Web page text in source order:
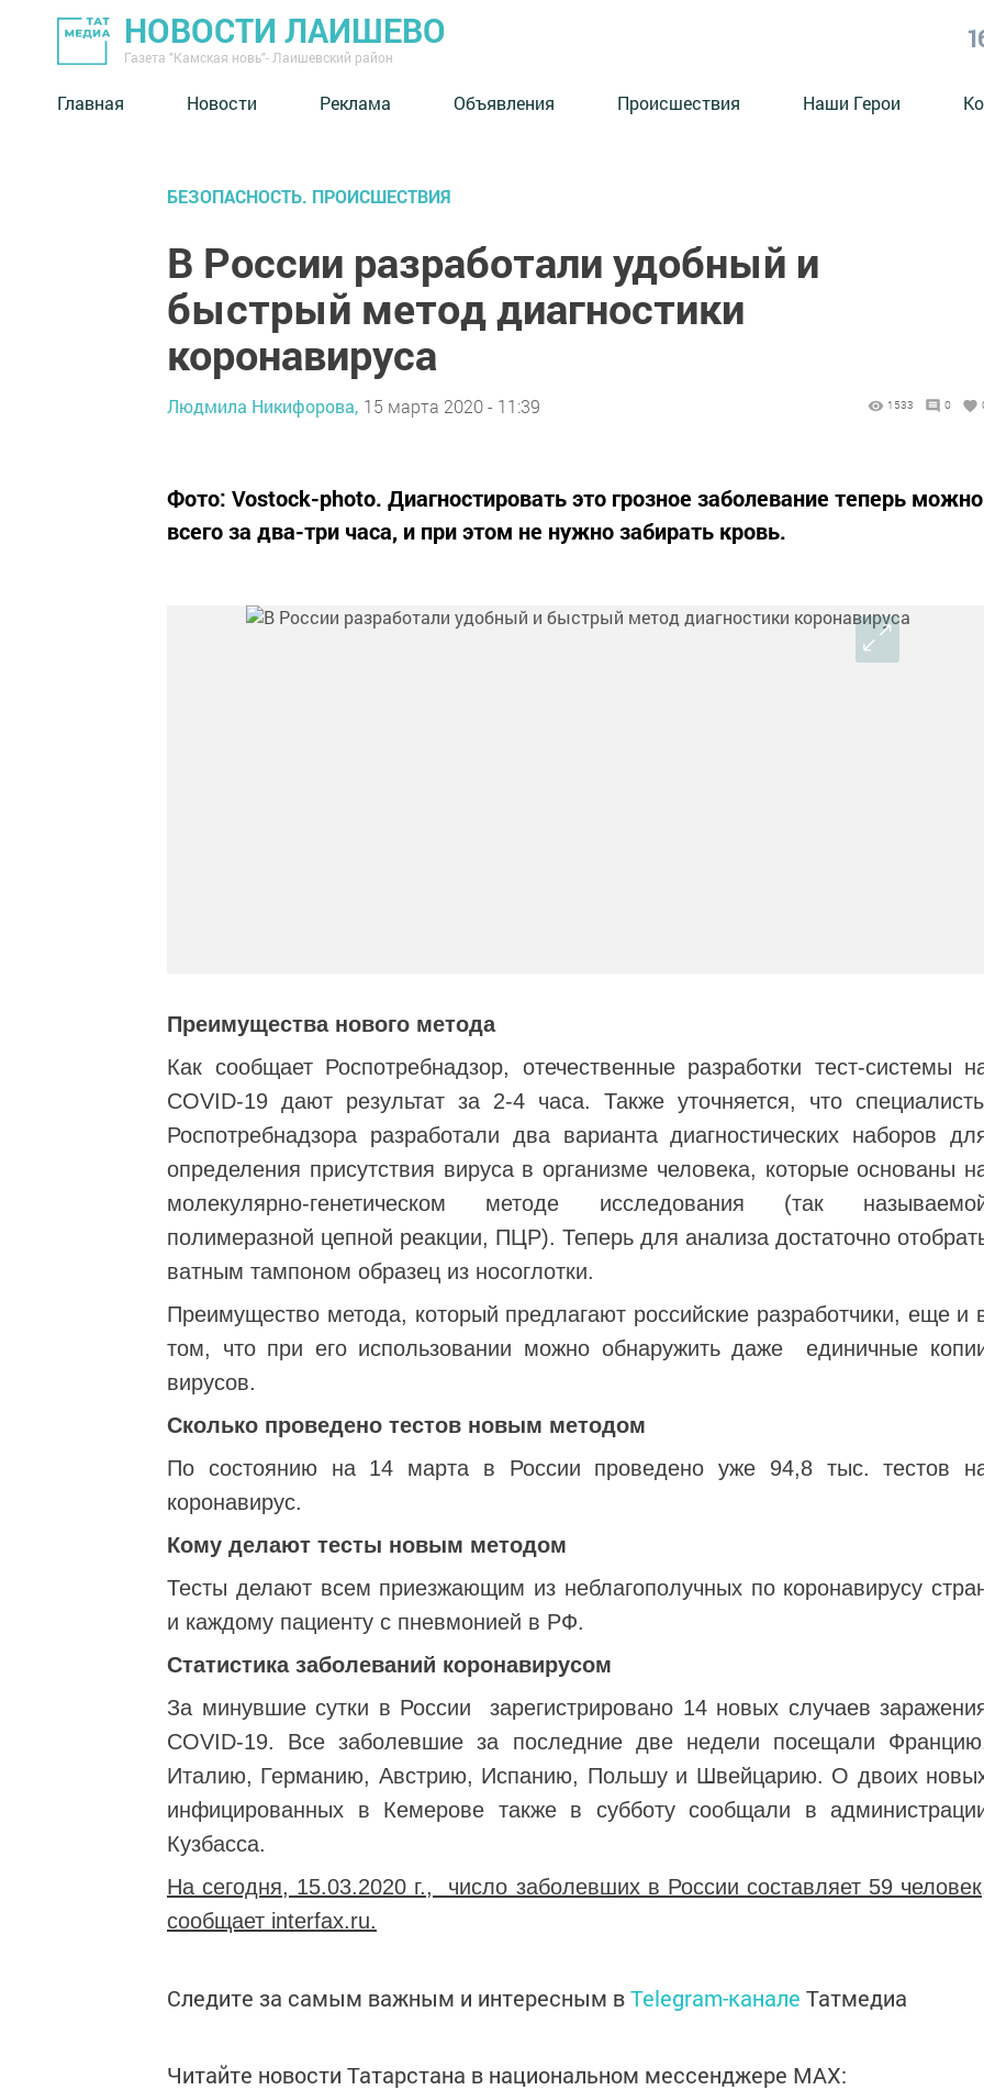
НОВОСТИ ЛАИШЕВО
Газета "Камская новь"- Лаишевский район
Главная Новости Реклама Объявления Происшествия Наши Герои
БЕЗОПАСНОСТЬ. ПРОИСШЕСТВИЯ
В России разработали удобный и
быстрый метод диагностики
коронавируса
Людмила Никифорова, 15 марта 2020 - 11:39 1533 0
Фото: Vostock-photo. Диагностировать это грозное заболевание теперь можно
всего за два-три часа, и при этом не нужно забирать кровь.
Преимущества нового метода
Как сообщает Роспотребнадзор, отечественные разработки тест-системы
COVID-19 дают результат за 2-4 часа. Также уточняется, что
Роспотребнадзора разработали два варианта диагностических наборов
определения присутствия вируса в организме человека, которые основаны
молекулярно-генетическом методе исследования (так
полимеразной цепной реакции, ПЦР). Теперь для анализа достаточно
ватным тампоном образец из носоглотки.
Преимущество метода, который предлагают российские разработчики, еще и
том, что при его использовании можно обнаружить даже единичные
вирусов.
Сколько проведено тестов новым методом
По состоянию на 14 марта в России проведено уже 94,8 тыс. тестов
коронавирус.
Кому делают тесты новым методом
Тесты делают всем приезжающим из неблагополучных по коронавирусу
и каждому пациенту с пневмонией в РФ.
Статистика заболеваний коронавирусом
За минувшие сутки в России зарегистрировано 14 новых случаев
COVID-19. Все заболевшие за последние две недели посещали
Италию, Германию, Австрию, Испанию, Польшу и Швейцарию. О двоих
инфицированных в Кемерове также в субботу сообщали в
Кузбасса.
На сегодня, 15.03.2020 г., число заболевших в России составляет 59
сообщает interfax.ru.
Следите за самым важным и интересным вTelegram-канале Татмедиа
Читайте новости Татарстана в национальном мессенджере MАХ: